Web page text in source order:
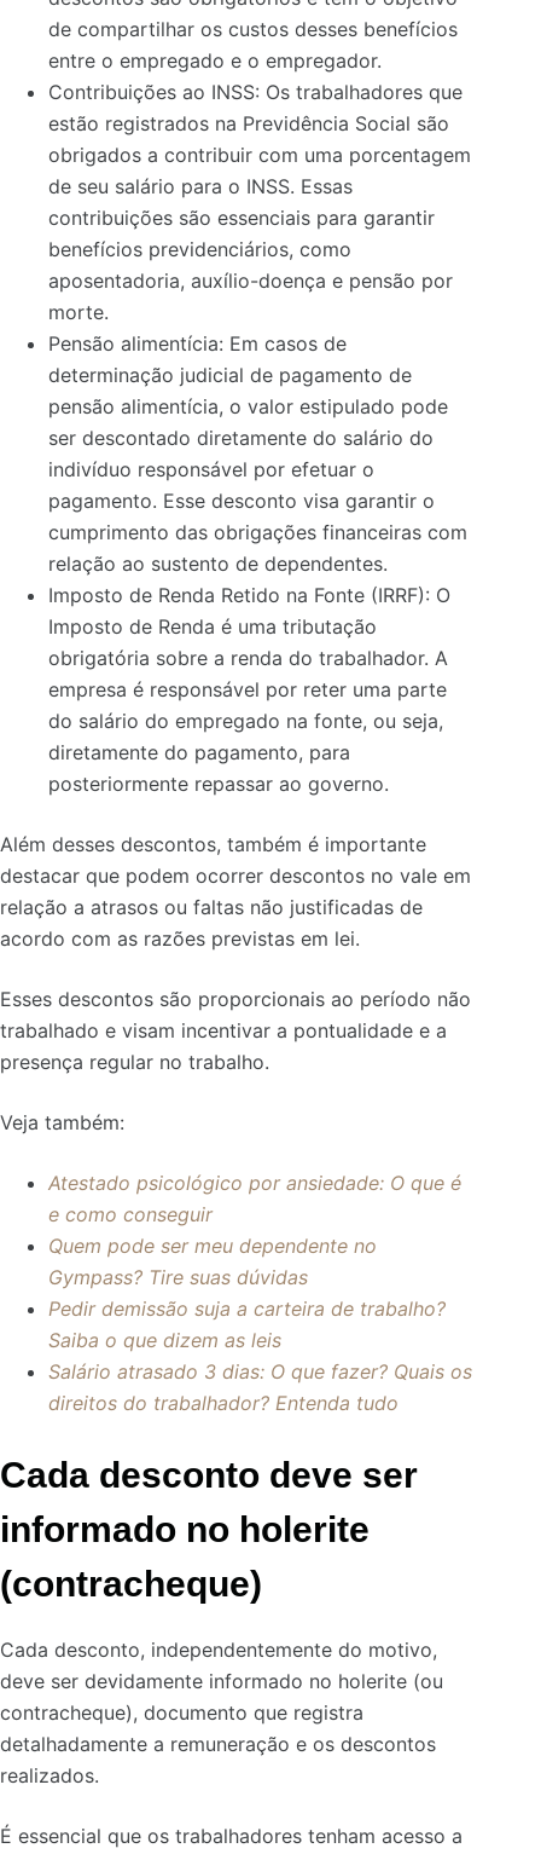
de compartilhar os custos desses benefícios
entre o empregado e o empregador.
Contribuições ao INSS: Os trabalhadores que
estão registrados na Previdência Social são
obrigados a contribuir com uma porcentagem
de seu salário para o INSS. Essas
contribuições são essenciais para garantir
benefícios previdenciários, como
aposentadoria, auxílio-doença e pensão por
morte.
Pensão alimentícia: Em casos de
determinação judicial de pagamento de
pensão alimentícia, o valor estipulado pode
ser descontado diretamente do salário do
indivíduo responsável por efetuar o
pagamento. Esse desconto visa garantir o
cumprimento das obrigações financeiras com
relação ao sustento de dependentes.
Imposto de Renda Retido na Fonte (IRRF): O
Imposto de Renda é uma tributação
obrigatória sobre a renda do trabalhador. A
empresa é responsável por reter uma parte
do salário do empregado na fonte, ou seja,
diretamente do pagamento, para
posteriormente repassar ao governo.
Além desses descontos, também é importante
destacar que podem ocorrer descontos no vale em
relação a atrasos ou faltas não justificadas de
acordo com as razões previstas em lei.
Esses descontos são proporcionais ao período não
trabalhado e visam incentivar a pontualidade e a
presença regular no trabalho.
Veja também:
Atestado psicológico por ansiedade: O que é
e como conseguir
Quem pode ser meu dependente no
Gympass? Tire suas dúvidas
Pedir demissão suja a carteira de trabalho?
Saiba o que dizem as leis
Salário atrasado 3 dias: O que fazer? Quais os
direitos do trabalhador? Entenda tudo
Cada desconto deve ser
informado no holerite
(contracheque)
Cada desconto, independentemente do motivo,
deve ser devidamente informado no holerite (ou
contracheque), documento que registra
detalhadamente a remuneração e os descontos
realizados.
É essencial que os trabalhadores tenham acesso a